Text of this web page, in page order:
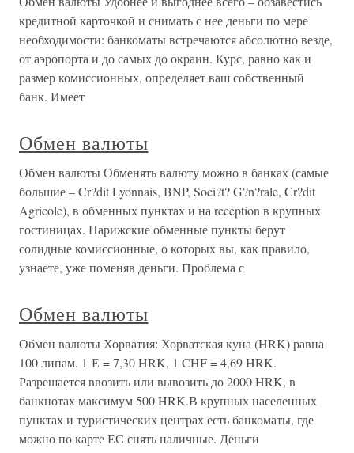
кредитной карточкой и снимать с нее деньги по мере
необходимости: банкоматы встречаются абсолютно везде,
от аэропорта и до самых до окраин. Курс, равно как и
размер комиссионных, определяет ваш собственный
банк. Имеет
Обмен валюты
Обмен валюты Обменять валюту можно в банках (самые
большие – Cr?dit Lyonnais, BNP, Soci?t? G?n?rale, Cr?dit
Agricole), в обменных пунктах и на reception в крупных
гостиницах. Парижские обменные пункты берут
солидные комиссионные, о которых вы, как правило,
узнаете, уже поменяв деньги. Проблема с
Обмен валюты
Обмен валюты Хорватия: Хорватская куна (HRK) равна
100 липам. 1 Е = 7,30 HRK, 1 CHF = 4,69 HRK.
Разрешается ввозить или вывозить до 2000 HRK, в
банкнотах максимум 500 HRK.В крупных населенных
пунктах и туристических центрах есть банкоматы, где
можно по карте ЕС снять наличные. Деньги